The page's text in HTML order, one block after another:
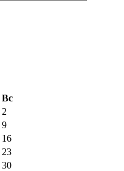
Вс
2
9
16
23
30